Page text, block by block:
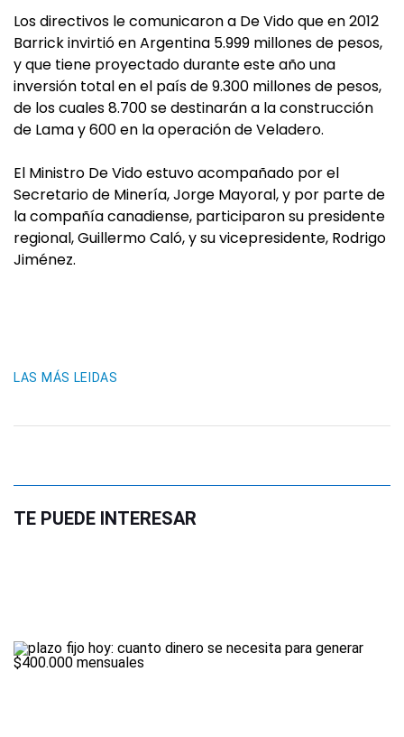
Los directivos le comunicaron a De Vido que en 2012
Barrick invirtió en Argentina 5.999 millones de pesos,
y que tiene proyectado durante este año una
inversión total en el país de 9.300 millones de pesos,
de los cuales 8.700 se destinarán a la construcción
de Lama y 600 en la operación de Veladero.
El Ministro De Vido estuvo acompañado por el
Secretario de Minería, Jorge Mayoral, y por parte de
la compañía canadiense, participaron su presidente
regional, Guillermo Caló, y su vicepresidente, Rodrigo
Jiménez.
LAS MÁS LEIDAS
TE PUEDE INTERESAR